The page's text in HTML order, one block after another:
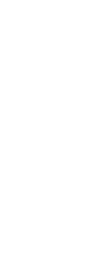
物、水浒故事等12个篇章
的合法权益，请联系本站我们
自行鉴别，做一个有主见和判
，否则产生的一切后果将由